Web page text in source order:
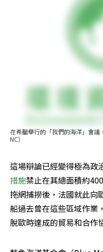
在希臘舉行的「我們的海洋」會議
NC）
這場辯論已經變得極為政
措施禁止在其總面積約
拖網捕撈後，法國就此向
船過去曾在這些區域作業
脫歐時達成的貿易和合作